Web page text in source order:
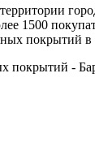
1500
покрытий в
покрытий -